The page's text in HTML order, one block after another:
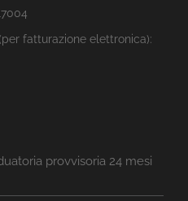
fatturazione elettronica):
provvisoria 24 mesi